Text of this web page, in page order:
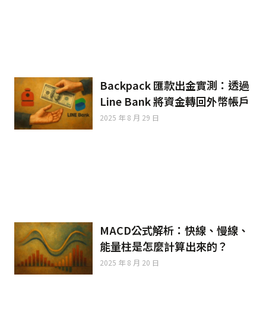
Backpack 匯款出金實測：透過
Line Bank 將資金轉回外幣帳戶
2025 年 8 月 29 日
MACD公式解析：快線、慢線、
能量柱是怎麼計算出來的？
2025 年 8 月 20 日